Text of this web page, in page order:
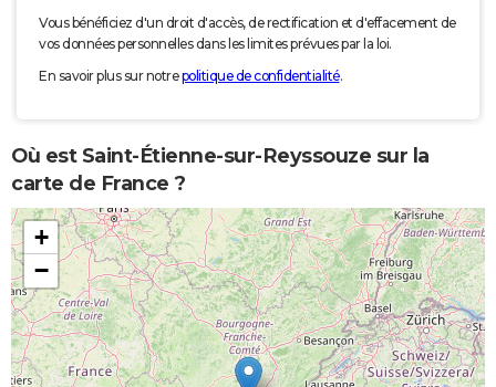
Vous bénéficiez d'un droit d'accès, de rectification et d'effacement de
vos données personnelles dans les limites prévues par la loi.
En savoir plus sur notrepolitique de confidentialité.
Où est Saint-Étienne-sur-Reyssouze sur la
carte de France ?
+
−